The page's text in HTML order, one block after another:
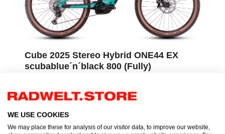
Cube 2025 Stereo Hybrid ONE44 EX
scubablue´n´black 800 (Fully)
4.199,00 €* (5% gespart)
WE USE COOKIES
We may place these for analysis of our visitor data, to improve our website,